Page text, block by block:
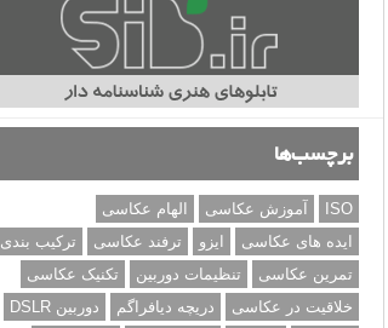
برچسب‌ها
ISO آموزش عکاسی
الهام عکاسی
ایده های عکاسی
ایزو ترفند عکاسی
ترکیب بندی
تمرین عکاسی
تنظیمات دوربین
تکنیک عکاسی
خلاقیت در عکاسی
دریچه دیافراگم
دوربین DSLR